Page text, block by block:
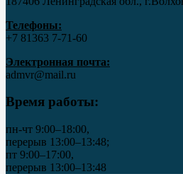
Телефоны:
+7 81363 7‑71-60
Электронная почта:
admvr@mail.ru
Время работы:
пн-чт 9:00–18:00,
перерыв 13:00–13:48;
пт 9:00–17:00,
перерыв 13:00–13:48